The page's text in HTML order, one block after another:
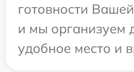
готовности
и мы организуем
удобное место и